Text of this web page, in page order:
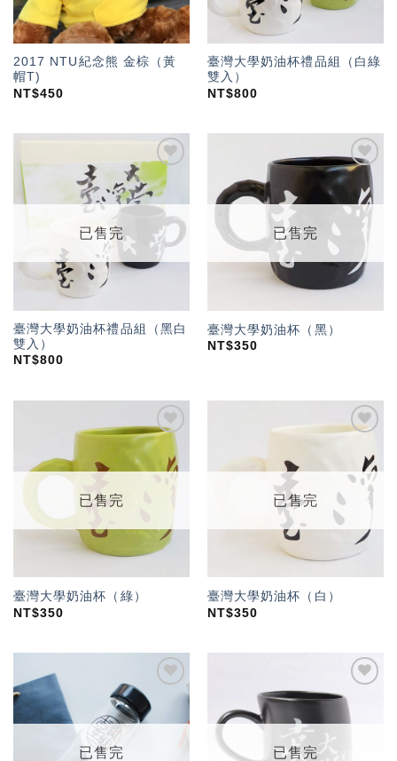
2017 NTU紀念熊 金棕（黃
帽T)
NT$450
臺灣大學奶油杯禮品組（白綠
雙入）
NT$800
加入
「願
望輕
單」
已售完
臺灣大學奶油杯禮品組（黑白
雙入）
NT$800
加入
「願
望輕
單」
已售完
臺灣大學奶油杯（黑）
NT$350
加入
「願
望輕
已售完
臺灣大學奶油杯（綠）
NT$350
「願
望輕
單」
已售完
臺灣大學奶油杯（白）
NT$350
望輕
已售完 已售完